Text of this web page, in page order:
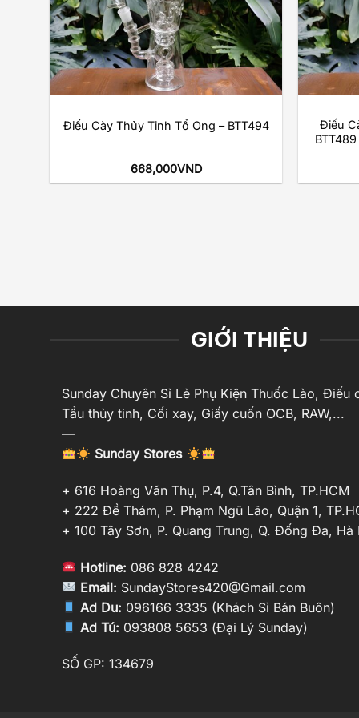
Điếu Cày Thủy Tinh Tổ Ong – BTT494
668,000VND
+
Điếu
GIỚI THIỆU
Sunday Chuyên Sỉ Lẻ Phụ Kiện Thuốc Lào, Điếu
Tẩu thủy tinh, Cối xay, Giấy cuốn OCB, RAW,...
—
Sunday Stores
+ 616 Hoàng Văn Thụ, P.4, Q.Tân Bình, TP.HCM
+ 222 Đề Thám, P. Phạm Ngũ Lão, Quận 1,
+ 100 Tây Sơn, P. Quang Trung, Q. Đống Đa, Hà
Hotline: 086 828 4242
Email: SundayStores420@Gmail.com
Ad Du: 096166 3335 (Khách Sỉ Bán Buôn)
Ad Tú: 093808 5653 (Đại Lý Sunday)
SỐ GP: 134679